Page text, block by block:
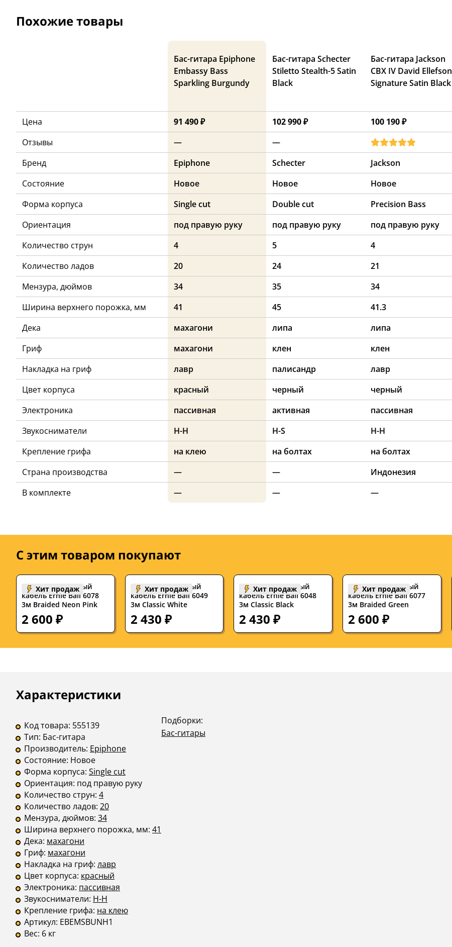
Похожие товары
Бас-гитара Epiphone
Embassy Bass
Sparkling Burgundy
Бас-гитара Schecter
Stiletto Stealth-5 Satin
Black
Бас-гитара Jackson
CBX IV David Ellefson
Signature Satin Black
Цена 91 490 ₽ 102 990 ₽ 100 190 ₽
Отзывы
— —
Бренд
Epiphone Schecter Jackson
Состояние
Новое Новое Новое
Форма корпуса
Single cut Double cut Precision Bass
Ориентация
под правую руку под правую руку под правую руку
Количество струн
4 5 4
Количество ладов
20 24 21
Мензура, дюймов
34 35 34
Ширина верхнего порожка, мм
41 45 41.3
Дека
махагони липа липа
Гриф
махагони клен клен
Накладка на гриф
лавр палисандр лавр
Цвет корпуса
красный черный черный
Электроника
пассивная активная пассивная
Звукосниматели
H-H H-S H-H
Крепление грифа
на клею на болтах на болтах
Страна производства
— — Индонезия
В комплекте
— — —
С этим товаром покупают
Хит продаж
Инструментальный
кабель Ernie Ball 6078
3м Braided Neon Pink
2 600 ₽
Хит продаж
Инструментальный
кабель Ernie Ball 6049
3м Classic White
2 430 ₽
Хит продаж
Инструментальный
кабель Ernie Ball 6048
3м Classic Black
2 430 ₽
Хит продаж
Инструментальный
кабель Ernie Ball 6077
3м Braided Green
2 600 ₽
Описание
Характеристики
Инструкции
Код товара: 555139
Тип: Бас-гитара
Производитель: Epiphone
Состояние: Новое
Форма корпуса: Single cut
Ориентация: под правую руку
Количество струн: 4
Количество ладов: 20
Мензура, дюймов: 34
Ширина верхнего порожка, мм: 41
Дека: махагони
Гриф: махагони
Накладка на гриф: лавр
Цвет корпуса: красный
Электроника: пассивная
Звукосниматели: H-H
Крепление грифа: на клею
Артикул: EBEMSBUNH1
Вес: 6 кг
Подборки:
Бас-гитары